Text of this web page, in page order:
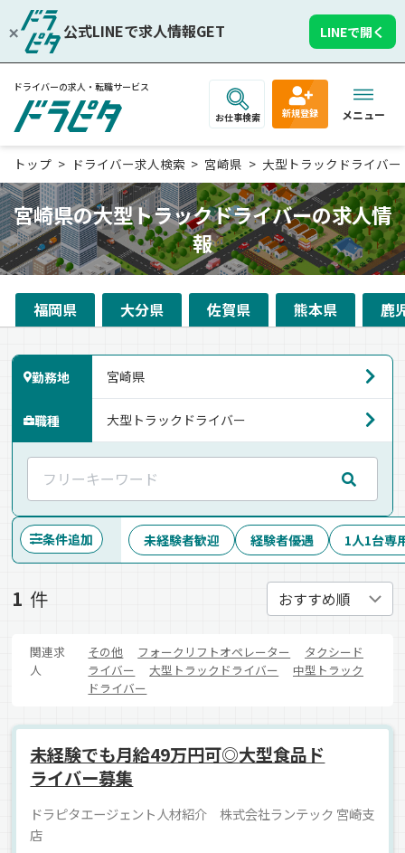
公式LINEで求人情報GET LINEで開く
ドライバーの求人・転職サービス
お仕事検索 新規登録 メニュー
トップ ドライバー求人検索 宮崎県 大型トラックドライバー
宮崎県の大型トラックドライバーの求人情
報
福岡県 大分県 佐賀県 熊本県 鹿
勤務地
職種
条件追加 未経験者歓迎 経験者優遇 1人1台専
1 件
関連求
人
その他 フォークリフトオペレーター
タクシード
ライバー
大型トラックドライバー
中型トラック
ドライバー
未経験でも月給49万円可◎大型食品ド
ライバー募集
ドラピタエージェント人材紹介 株式会社ランテック 宮崎支
店